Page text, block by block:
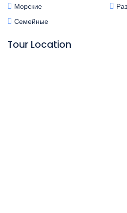
Морские
Семейные
Tour Location